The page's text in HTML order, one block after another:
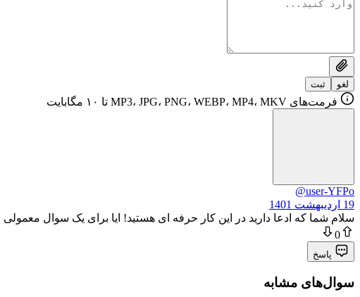
لغو ثبت
فرمت‌های MP3، JPG، PNG، WEBP، MP4، MKV تا ۱۰ مگابایت
@user-YFPo
19 اردیبهشت 1401
سلام شما که ادعا دارید در این کار حرفه ای هستید! ایا برای یک سوال معمولی
0
پاسخ
سوال‌های مشابه